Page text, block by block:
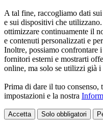
A tal fine, raccogliamo dati
e sui dispositivi che
ottimizzare continuamente il
e contenuti personalizzati e
Inoltre, possiamo confrontare
fornitori esterni e mostrarti
online, ma solo se utilizzi già
Prima di dare il tuo
impostazioni e la nostra
Accetta Solo obbligatori